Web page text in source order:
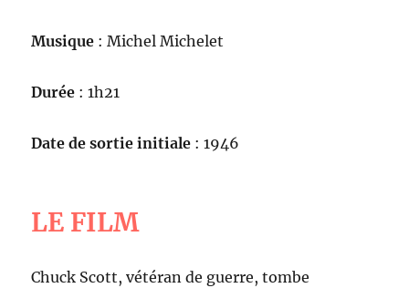
Musique : Michel Michelet
Durée : 1h21
Date de sortie initiale : 1946
LE FILM
Chuck Scott, vétéran de guerre, tombe